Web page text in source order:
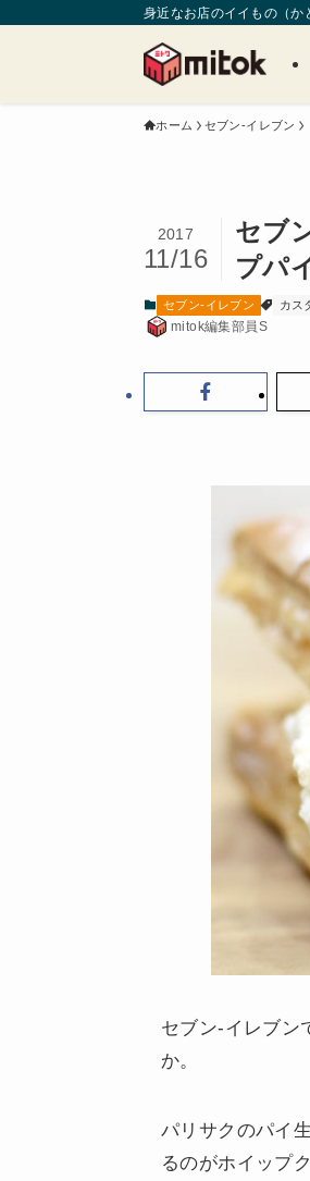
身近なお店のイイもの（か
ホーム セブン-イレブン
セブ
プパ
2017
11/16
セブン-イレブン カス
mitok編集部員S
セブン-イレブン
か。
パリサクのパイ
るのがホイップ